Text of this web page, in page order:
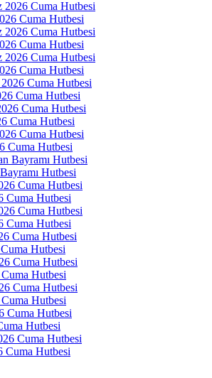
Cuma Hutbesi
Cuma Hutbesi
Cuma Hutbesi
Cuma Hutbesi
Cuma Hutbesi
Cuma Hutbesi
Hutbesi
Cuma Hutbesi
Cuma Hutbesi
Hutbesi
Hutbesi
Hutbesi
Hutbesi
Cuma Hutbesi